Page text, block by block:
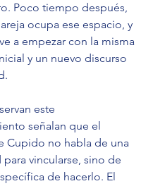
Poco tiempo después,
ocupa ese espacio, y
a empezar con la misma
y un nuevo discurso
este
señalan que el
Cupido no habla de una
vincularse, sino de
de hacerlo. El